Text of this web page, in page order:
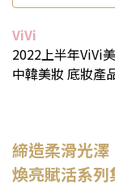
ViVi
2022上半年ViVi
中韓美妝 底妝產
締造柔滑光
煥亮賦活系